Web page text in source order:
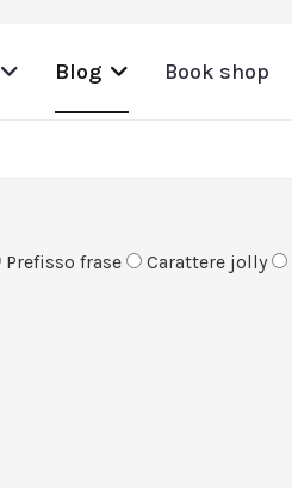
Blog Book shop
Prefisso frase Carattere jolly